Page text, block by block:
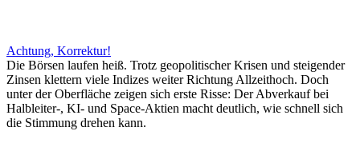
Achtung, Korrektur!
Die Börsen laufen heiß. Trotz geopolitischer Krisen und steigender
Zinsen klettern viele Indizes weiter Richtung Allzeithoch. Doch
unter der Oberfläche zeigen sich erste Risse: Der Abverkauf bei
Halbleiter-, KI- und Space-Aktien macht deutlich, wie schnell sich
die Stimmung drehen kann.